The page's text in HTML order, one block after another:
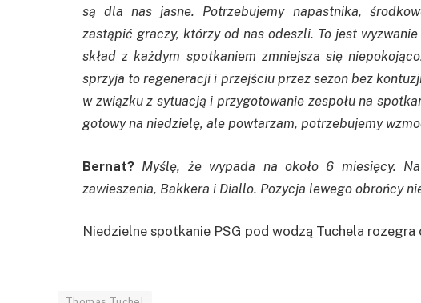
są dla nas jasne. Potrzebujemy napastnika,
zastąpić graczy, którzy od nas odeszli. To jest
skład z każdym spotkaniem zmniejsza się
sprzyja to regeneracji i przejściu przez sezon bez
w związku z sytuacją i przygotowanie zespołu na
gotowy na niedzielę, ale powtarzam, potrzebujemy
Bernat? Myślę, że wypada na około 6 miesięcy.
zawieszenia, Bakkera i Diallo. Pozycja lewego obrońcy
Niedzielne spotkanie PSG pod wodzą Tuchela rozegra